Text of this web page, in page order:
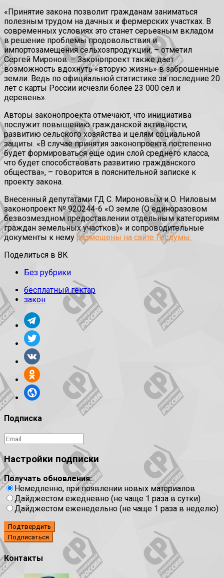
«Принятие закона позволит гражданам заниматься
полезным трудом на дачных и фермерских участках. В
современных условиях это станет серьезным вкладом
в решение проблемы продовольствия и
импортозамещения сельхозпродукции, – отметил
Сергей Миронов. – Законопроект также дает
возможность вдохнуть «вторую жизнь» в заброшенные
земли. Ведь по официальной статистике за последние 20
лет с карты России исчезли более 23 000 сел и
деревень».
Авторы законопроекта отмечают, что инициатива
послужит повышению гражданской активности,
развитию сельского хозяйства и целям социальной
защиты. «В случае принятия законопроекта постепенно
будет формироваться еще один слой среднего класса,
что будет способствовать развитию гражданского
общества», – говорится в пояснительной записке к
проекту закона.
Внесенный депутатами ГД С. Мироновым и О. Ниловым
законопроект № 920244-6 «О земле (О единоразовом
безвозмездном предоставлении отдельным категориям
граждан земельных участков)» и сопроводительные
документы к немуразмещены на сайте Госдумы.
Поделиться в ВК
Без рубрики
бесплатный гектар
закон
Подписка
Настройки подписки
Получать обновления:
Немедленно, при появлении новых материалов
Дайджестом ежедневно (не чаще 1 раза в сутки)
Дайджестом еженедельно (не чаще 1 раза в неделю)
Подтвердить
Контакты